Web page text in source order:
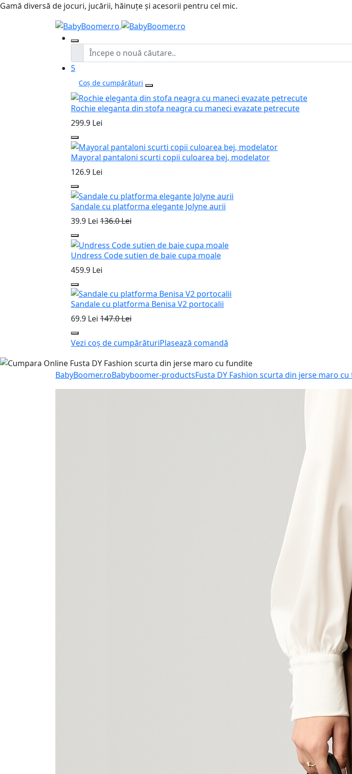
Gamă diversă de jocuri, jucării, hăinuțe și acesorii pentru cel mic.
5
Coș de cumpărături
Rochie eleganta din stofa neagra cu maneci evazate petrecute
299.9 Lei
Mayoral pantaloni scurti copii culoarea bej, modelator
126.9 Lei
Sandale cu platforma elegante Jolyne aurii
39.9 Lei 136.0 Lei
Undress Code sutien de baie cupa moale
459.9 Lei
Sandale cu platforma Benisa V2 portocalii
69.9 Lei 147.0 Lei
Vezi coș de cumpărăturiPlasează comandă
BabyBoomer.roBabyboomer-productsFusta DY Fashion scurta din jerse maro